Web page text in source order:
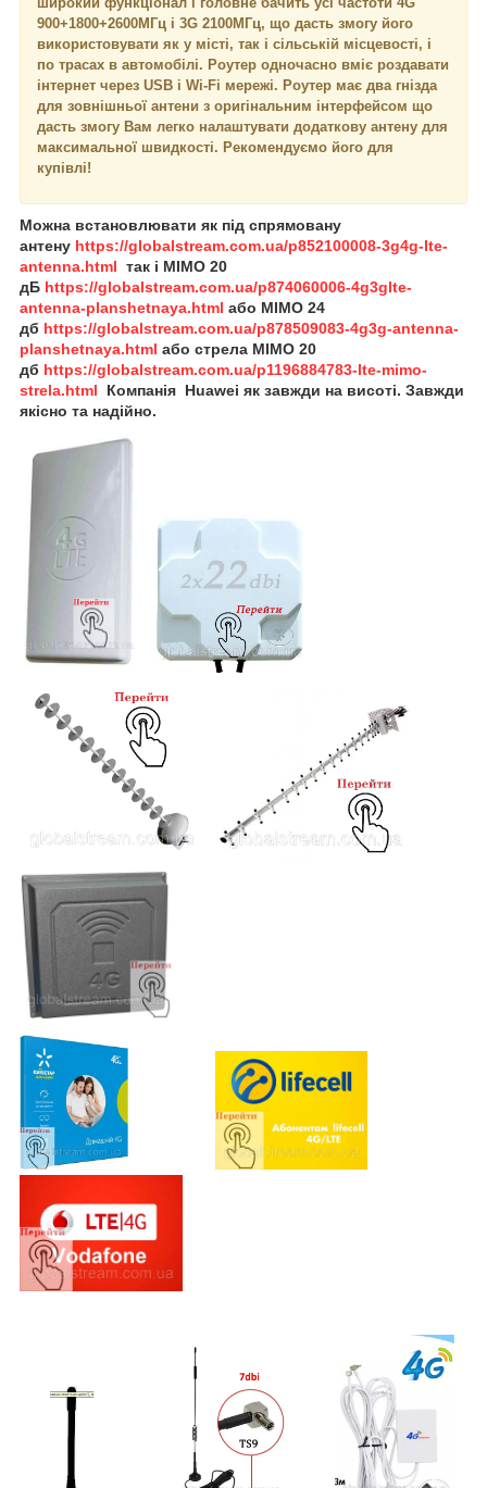
900+1800+2600МГц і 3G 2100МГц, що дасть змогу його
використовувати як у місті, так і сільській місцевості, і
по трасах в автомобілі. Роутер одночасно вміє роздавати
інтернет через USB і Wi-Fi мережі. Роутер має два гнізда
для зовнішньої антени з оригінальним інтерфейсом що
дасть змогу Вам легко налаштувати додаткову антену для
максимальної швидкості. Рекомендуємо його для
купівлі!
Можна встановлювати як під спрямовану
антену https://globalstream.com.ua/p852100008-3g4g-lte-
antenna.html так і MIMO 20
дБ https://globalstream.com.ua/p874060006-4g3glte-
antenna-planshetnaya.html або MIMO 24
дб https://globalstream.com.ua/p878509083-4g3g-antenna-
planshetnaya.html або стрела MIMO 20
дб https://globalstream.com.ua/p1196884783-lte-mimo-
strela.html Компанія Huawei як завжди на висоті. Завжди
якісно та надійно.